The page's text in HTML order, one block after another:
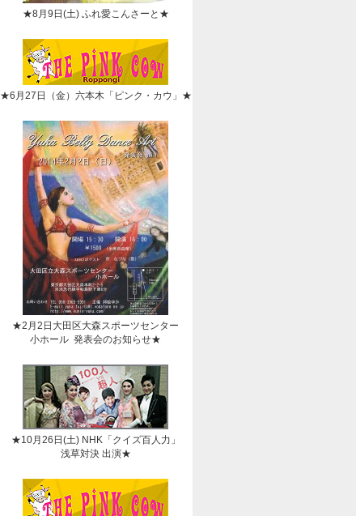
★8月9日(土) ふれ愛こんさーと★
★6月27日（金）六本木「ピンク・カウ」★
★2月2日大田区大森スポーツセンター
小ホール 発表会のお知らせ★
★10月26日(土) NHK「クイズ百人力」
浅草対決 出演★